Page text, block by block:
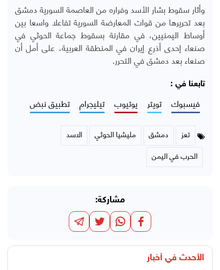
وأثار سقوط بشار الأسد وفراره من العاصمة السورية دمشق
بعد تحريرها من قوات المعارضة السورية تفاعلا واسعا بين
أوساط اليمنيين، في مقارنة بسقوط جماعة الحوثي في
صنعاء إحدى أذرع إيران في المنطقة العربية، على أمل أن
صنعاء بعد دمشق في التحرر.
تابعنا في :
فيسبوك تويتر يوتيوب تيليجرام تطبيق نبض
تعز دمشق مليشيا الحوثي
الاسد
الحرب في اليمن
مشاركة:
الأحدث في أخبار